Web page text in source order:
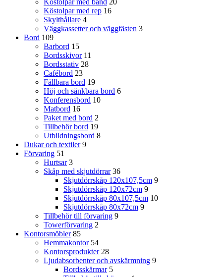
Köstolpar med band 20
Köstolpar med rep 16
Skylthållare 4
Väggkassetter och väggfästen 3
Bord 109
Barbord 15
Bordsskivor 11
Bordsstativ 28
Cafébord 23
Fällbara bord 19
Höj och sänkbara bord 6
Konferensbord 10
Matbord 16
Paket med bord 2
Tillbehör bord 19
Utbildningsbord 8
Dukar och textiler 9
Förvaring 51
Hurtsar 3
Skåp med skjutdörrar 36
Skjutdörrskåp 120x107,5cm 9
Skjutdörrskåp 120x72cm 9
Skjutdörrskåp 80x107,5cm 10
Skjutdörrskåp 80x72cm 9
Tillbehör till förvaring 9
Towerförvaring 2
Kontorsmöbler 85
Hemmakontor 54
Kontorsprodukter 28
Ljudabsorbenter och avskärmning 9
Bordsskärmar 5